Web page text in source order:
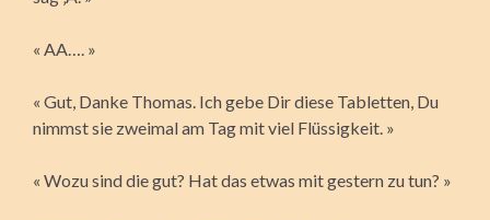
« AA…. »
« Gut, Danke Thomas. Ich gebe Dir diese Tabletten, Du
nimmst sie zweimal am Tag mit viel Flüssigkeit. »
« Wozu sind die gut? Hat das etwas mit gestern zu tun? »